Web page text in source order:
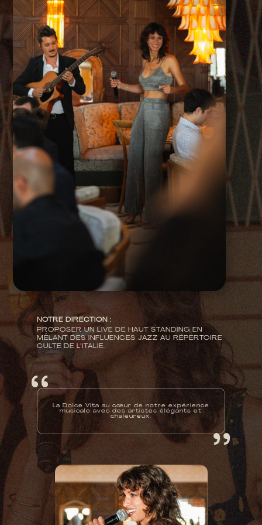
NOTRE DIRECTION :
PROPOSER UN LIVE DE HAUT STANDING EN
MÊLANT DES INFLUENCES JAZZ AU RÉPERTOIRE
CULTE DE L’ITALIE.
‘ ‘ La Dolce Vita au cœur de notre expérience
musicale avec des artistes élégants et
chaleureux.
‘ ‘
